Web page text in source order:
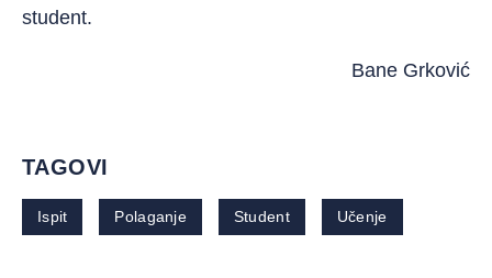
student.
Bane Grković
TAGOVI
Ispit Polaganje Student Učenje